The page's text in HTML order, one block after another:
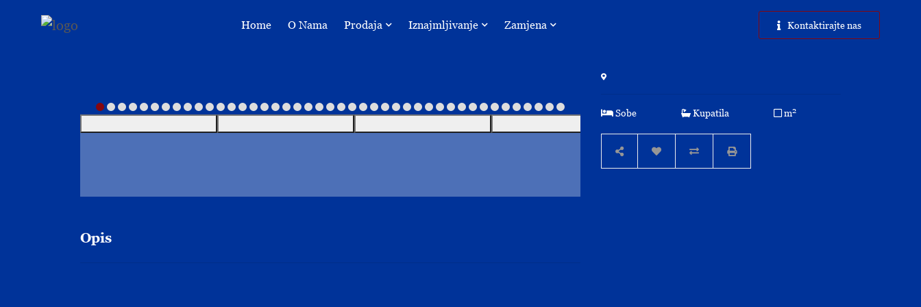
Home O Nama Prodaja Iznajmljivanje Zamjena Kontaktirajte nas
Sobe Kupatila m2
Opis